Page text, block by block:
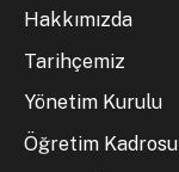
Hakkımızda
Tarihçemiz
Yönetim Kurulu
Öğretim Kadrosu